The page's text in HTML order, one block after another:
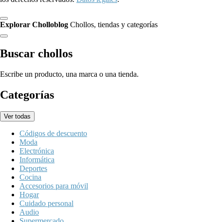
Explorar Cholloblog Chollos, tiendas y categorías
Buscar chollos
Escribe un producto, una marca o una tienda.
Categorías
Ver todas
Códigos de descuento
Moda
Electrónica
Informática
Deportes
Cocina
Accesorios para móvil
Hogar
Cuidado personal
Audio